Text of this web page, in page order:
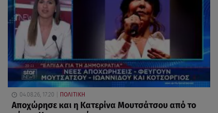
04.08.26, 17:20 ΠΟΛΙΤΙΚΗ
Αποχώρησε και η Κατερίνα Μουτσάτσου από το